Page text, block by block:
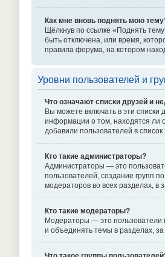
Как мне вновь поднять мою
Щёлкнув по ссылке «Поднять
быть отключена, или время,
правила форума, на котором
Уровни пользователей и
Что означают списки друзей и
Вы можете включать в эти списки
информации о том, находятся ли
добавили пользователей в
Кто такие администраторы?
Администраторы — это
пользователей, создание групп
модераторов во всех разделах, в
Кто такие модераторы?
Модераторы — это пользователи
и объединять темы в разделах,